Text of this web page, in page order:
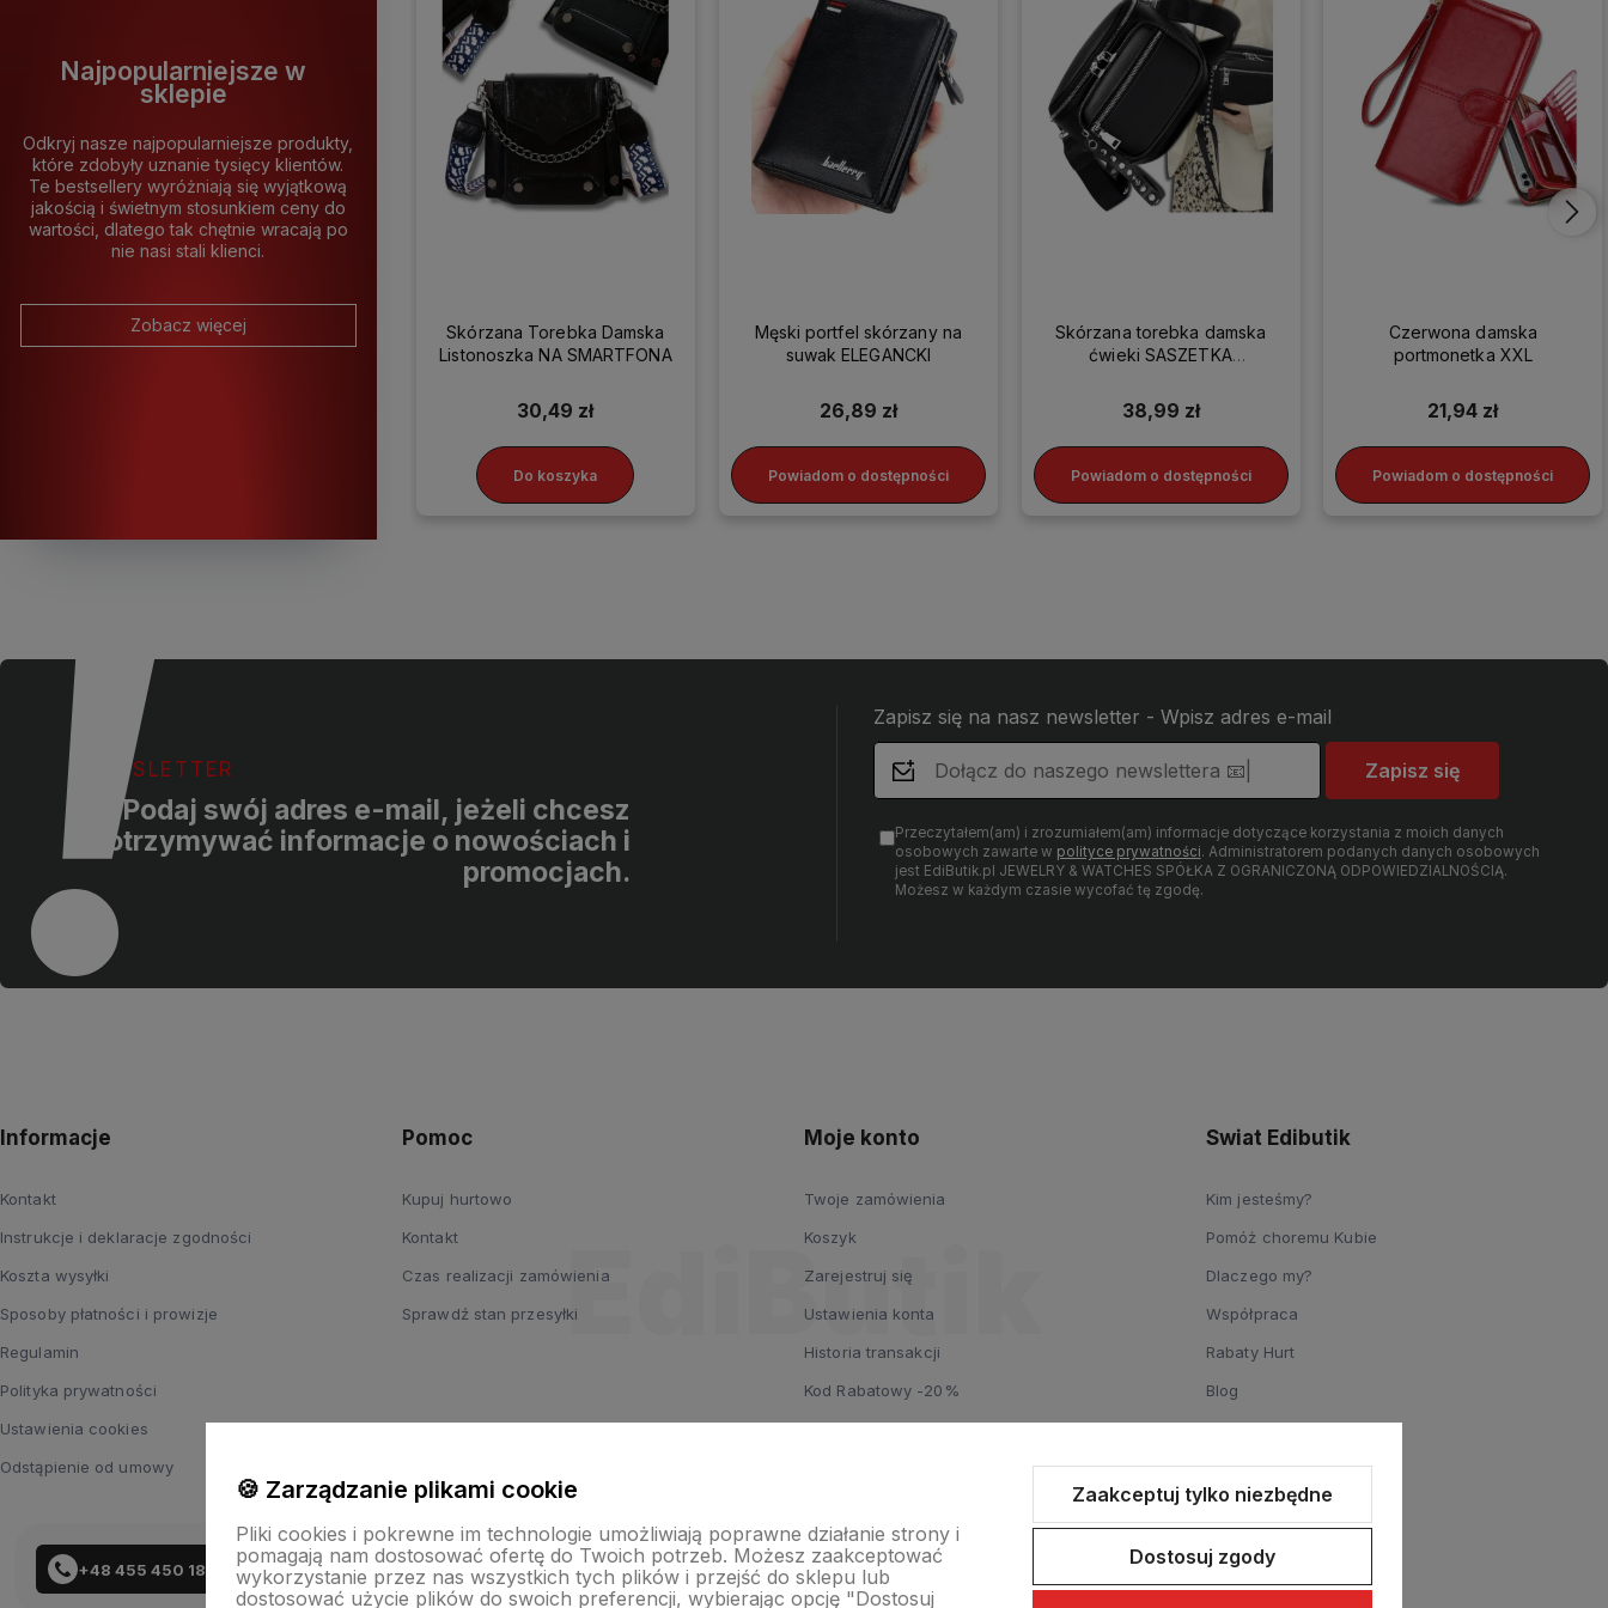
+48 455 450 183
Najpopularniejsze w
sklepie
Odkryj nasze najpopularniejsze produkty,
które zdobyły uznanie tysięcy klientów.
Te bestsellery wyróżniają się wyjątkową
jakością i świetnym stosunkiem ceny do
wartości, dlatego tak chętnie wracają po
nie nasi stali klienci.
Zobacz więcej
Skórzana Torebka Damska
Listonoszka NA SMARTFONA
30,49 zł
Do koszyka
Męski portfel skórzany na
suwak ELEGANCKI
26,89 zł
Powiadom o dostępności
Skórzana torebka damska
ćwieki SASZETKA
38,99 zł
Powiadom o dostępności
Czerwona damska
portmonetka XXL
21,94 zł
Powiadom o dostępności
NEWSLETTER
Podaj swój adres e-mail, jeżeli chcesz
otrzymywać informacje o nowościach i
promocjach.
Zapisz się na nasz newsletter - Wpisz adres e-mail
Zapisz się
Przeczytałem(am) i zrozumiałem(am) informacje dotyczące korzystania z moich danych
osobowych zawarte w polityce prywatności. Administratorem podanych danych osobowych
jest EdiButik.pl JEWELRY & WATCHES SPÓŁKA Z OGRANICZONĄ ODPOWIEDZIALNOŚCIĄ.
Możesz w każdym czasie wycofać tę zgodę.
Informacje
Kontakt
Instrukcje i deklaracje zgodności
Koszta wysyłki
Sposoby płatności i prowizje
Regulamin
Polityka prywatności
Ustawienia cookies
Odstąpienie od umowy
Pomoc
Kupuj hurtowo
Kontakt
Czas realizacji zamówienia
Sprawdź stan przesyłki
Moje konto
Twoje zamówienia
Koszyk
Zarejestruj się
Ustawienia konta
Historia transakcji
Kod Rabatowy -20%
Swiat Edibutik
Kim jesteśmy?
Pomóż choremu Kubie
Dlaczego my?
Współpraca
Rabaty Hurt
Blog
🍪 Zarządzanie plikami cookie
Pliki cookies i pokrewne im technologie umożliwiają poprawne działanie strony i
pomagają nam dostosować ofertę do Twoich potrzeb. Możesz zaakceptować
wykorzystanie przez nas wszystkich tych plików i przejść do sklepu lub
dostosować użycie plików do swoich preferencji, wybierając opcję "Dostosuj
Zaakceptuj tylko niezbędne
Dostosuj zgody